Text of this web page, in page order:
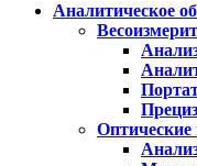
Аналитическое